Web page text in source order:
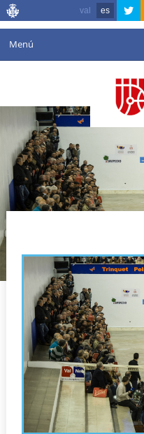
val es
Menú
Agenda
Instalaciones
Comunicación
Valencia en deporte